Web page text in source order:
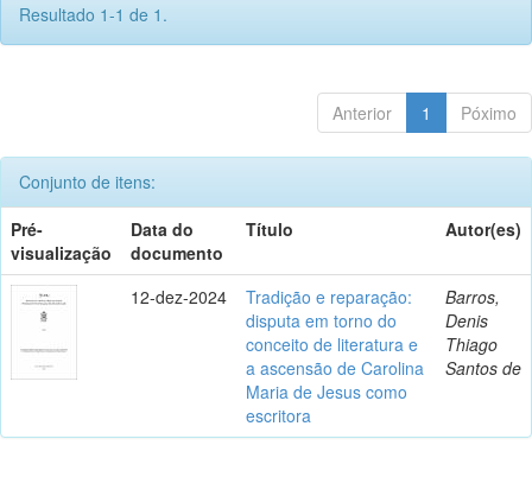
Resultado 1-1 de 1.
Anterior 1 Póximo
Conjunto de itens:
Pré-
visualização
Data do
documento
Título Autor(es)
12-dez-2024
Tradição e reparação:
disputa em torno do
conceito de literatura e
a ascensão de Carolina
Maria de Jesus como
escritora
Barros,
Denis
Thiago
Santos de